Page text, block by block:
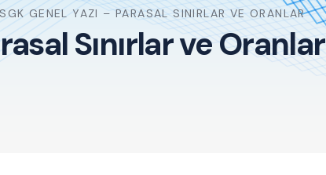
SGK GENEL YAZI – PARASAL SINIRLAR VE ORANLAR
Sınırlar ve Oranlar